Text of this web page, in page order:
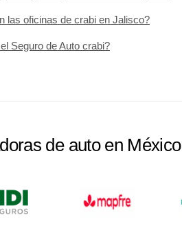
las oficinas de crabi en Jalisco?
Seguro de Auto crabi?
de auto en México